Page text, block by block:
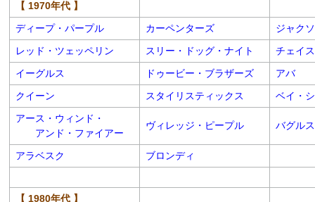
【 1970年代 】
ディープ・パープル
カーペンターズ
ジャク
レッド・ツェッペリン
スリー・ドッグ・ナイト
チェイス
イーグルス
ドゥービー・ブラザーズ
アバ
クイーン
スタイリスティックス
ベイ・
アース・ウィンド・
アンド・ファイアー
ヴィレッジ・ピープル バグルス
アラベスク ブロンディ
【 1980年代 】